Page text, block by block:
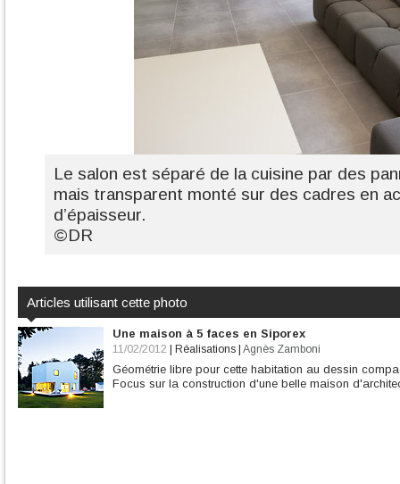
Le salon est séparé de la cuisine par des
mais transparent monté sur des cadres en
d’épaisseur.
©DR
Articles utilisant cette photo
Une maison à 5 faces en Siporex
11/02/2012 Réalisations Agnès Zamboni
Géométrie libre pour cette habitation au dessin
Focus sur la construction d'une belle maison